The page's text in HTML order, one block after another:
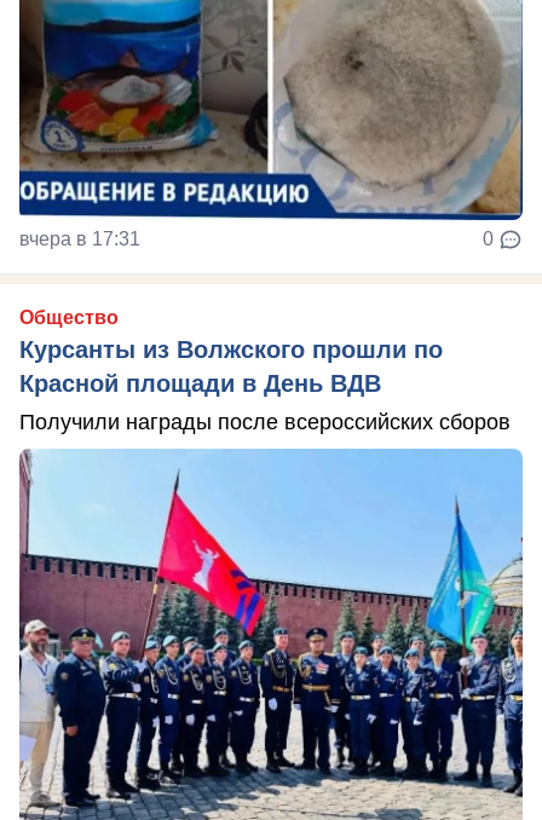
вчера в 17:31 0
Общество
Курсанты из Волжского прошли по
Красной площади в День ВДВ
Получили награды после всероссийских сборов